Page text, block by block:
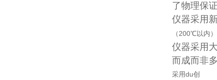
了物理保
仪器采用
（200℃以内
仪器采用
而成而非
采用du创